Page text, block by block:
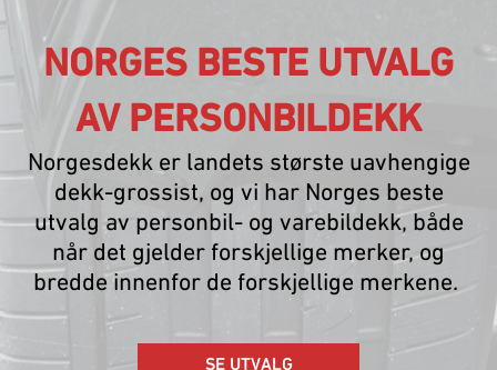
NORGES BESTE UTVALG
AV PERSONBILDEKK
Norgesdekk er landets største uavhengige
dekk-grossist, og vi har Norges beste
utvalg av personbil- og varebildekk, både
når det gjelder forskjellige merker, og
bredde innenfor de forskjellige merkene.
SE UTVALG